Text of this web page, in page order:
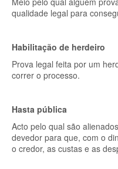
qualidade legal para
Habilitação de herdeiro
Prova legal feita por um
correr o processo.
Hasta pública
Acto pelo qual são
devedor para que, com o
o credor, as custas e as